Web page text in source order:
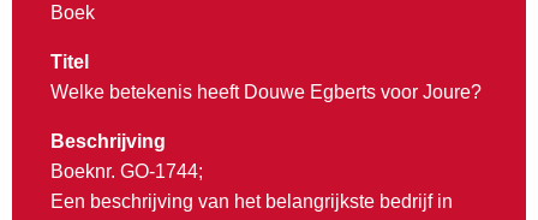
Boek
Titel
Welke betekenis heeft Douwe Egberts voor Joure?
Beschrijving
Boeknr. GO-1744;
Een beschrijving van het belangrijkste bedrijf in